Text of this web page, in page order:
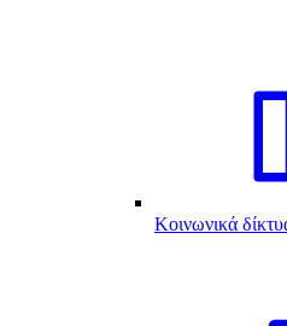
Κοινωνικά